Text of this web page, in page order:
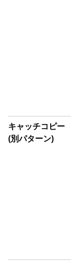
キャッチコピー
(別パターン)